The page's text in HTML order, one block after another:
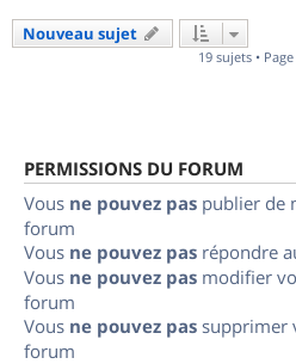
Nouveau sujet
19 sujets • Page
PERMISSIONS DU FORUM
Vous ne pouvez pas publier de
forum
Vous ne pouvez pas répondre
Vous ne pouvez pas modifier
forum
Vous ne pouvez pas supprimer
forum